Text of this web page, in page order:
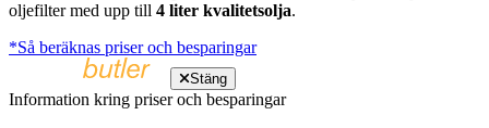
oljefilter med upp till 4 liter kvalitetsolja.
*Så beräknas priser och besparingar
Stäng
Information kring priser och besparingar